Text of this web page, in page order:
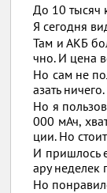
До 10 тысяч
Я сегодня
Там и АКБ
чно. И цена
Но сам не
азать ничего.
Но я
000 мАч,
ции. Но
И пришлось
ару неделек
Но